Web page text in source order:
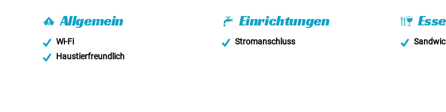
Allgemein
Wi-Fi
Haustierfreundlich
Einrichtungen
Stromanschluss